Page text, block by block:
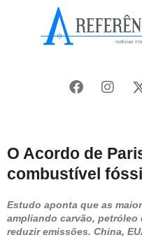
O Acordo de
combustível
Estudo aponta que as
ampliando carvão, petróleo
reduzir emissões. China,